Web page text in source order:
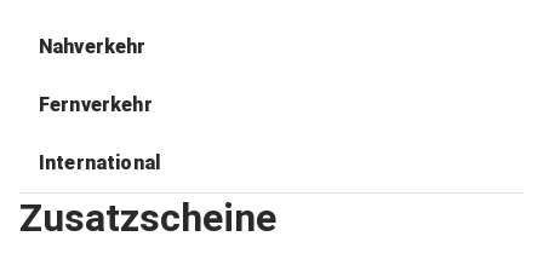
Nahverkehr
Fernverkehr
International
Zusatzscheine